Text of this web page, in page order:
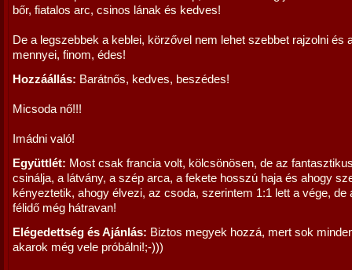
bőr, fiatalos arc, csinos lának és kedves!
De a legszebbek a keblei, körzővel nem lehet szebbet rajzolni és
mennyei, finom, édes!
Hozzáállás: Barátnős, kedves, beszédes!
Micsoda nő!!!
Imádni való!
Együttlét: Most csak francia volt, kölcsönösen, de az
csinálja, a látvány, a szép arca, a fekete hosszú haja és ahogy
kényeztetik, ahogy élvezi, az csoda, szerintem 1:1 lett a vége, de
félidő még hátravan!
Elégedettség és Ajánlás: Biztos megyek hozzá, mert sok
akarok még vele próbálni!;-)))